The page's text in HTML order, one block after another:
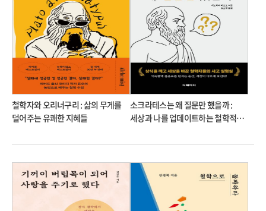
철학자와 오리너구리 : 삶의 무게를
덜어주는 유쾌한 지혜들
소크라테스는 왜 질문만 했을까 :
세상과 나를 업데이트하는 철학적